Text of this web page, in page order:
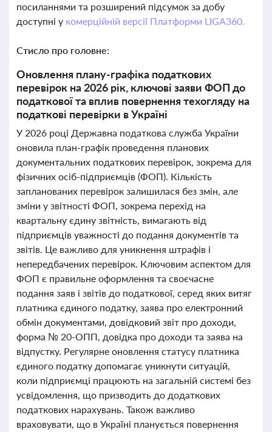
посиланнями та розширений підсумок за добу
доступні у комерційній версії Платформи LIGA360.
Стисло про головне:
Оновлення плану-графіка податкових
перевірок на 2026 рік, ключові заяви ФОП до
податкової та вплив повернення техогляду на
податкові перевірки в Україні
У 2026 році Державна податкова служба України
оновила план-графік проведення планових
документальних податкових перевірок, зокрема для
фізичних осіб-підприємців (ФОП). Кількість
запланованих перевірок залишилася без змін, але
зміни у звітності ФОП, зокрема перехід на
квартальну єдину звітність, вимагають від
підприємців уважності до подання документів та
звітів. Це важливо для уникнення штрафів і
непередбачених перевірок. Ключовим аспектом для
ФОП є правильне оформлення та своєчасне
подання заяв і звітів до податкової, серед яких витяг
платника єдиного податку, заява про електронний
обмін документами, довідковий звіт про доходи,
форма № 20-ОПП, довідка про доходи та заява на
відпустку. Регулярне оновлення статусу платника
єдиного податку допомагає уникнути ситуацій,
коли підприємці працюють на загальній системі без
усвідомлення, що призводить до додаткових
податкових нарахувань. Також важливо
враховувати, що в Україні планується повернення